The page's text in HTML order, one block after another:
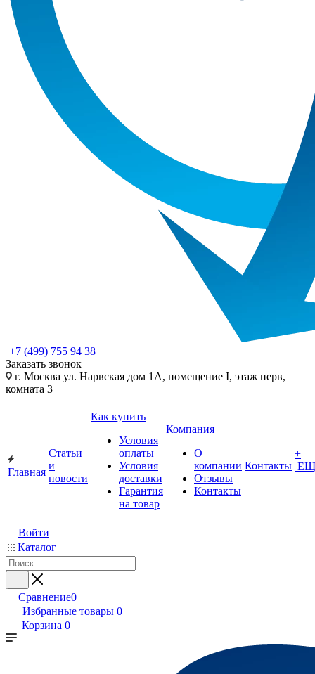
+7 (499) 755 94 38
Заказать звонок
г. Москва ул. Нарвская дом 1А, помещение I, этаж перв,
комната 3
Главная
Статьи
и
новости
Как купить
Условия
оплаты
Условия
доставки
Гарантия
на товар
Компания
О
компании
Отзывы
Контакты
Контакты
+
Войти
Каталог
Сравнение0
Избранные товары 0
Корзина 0